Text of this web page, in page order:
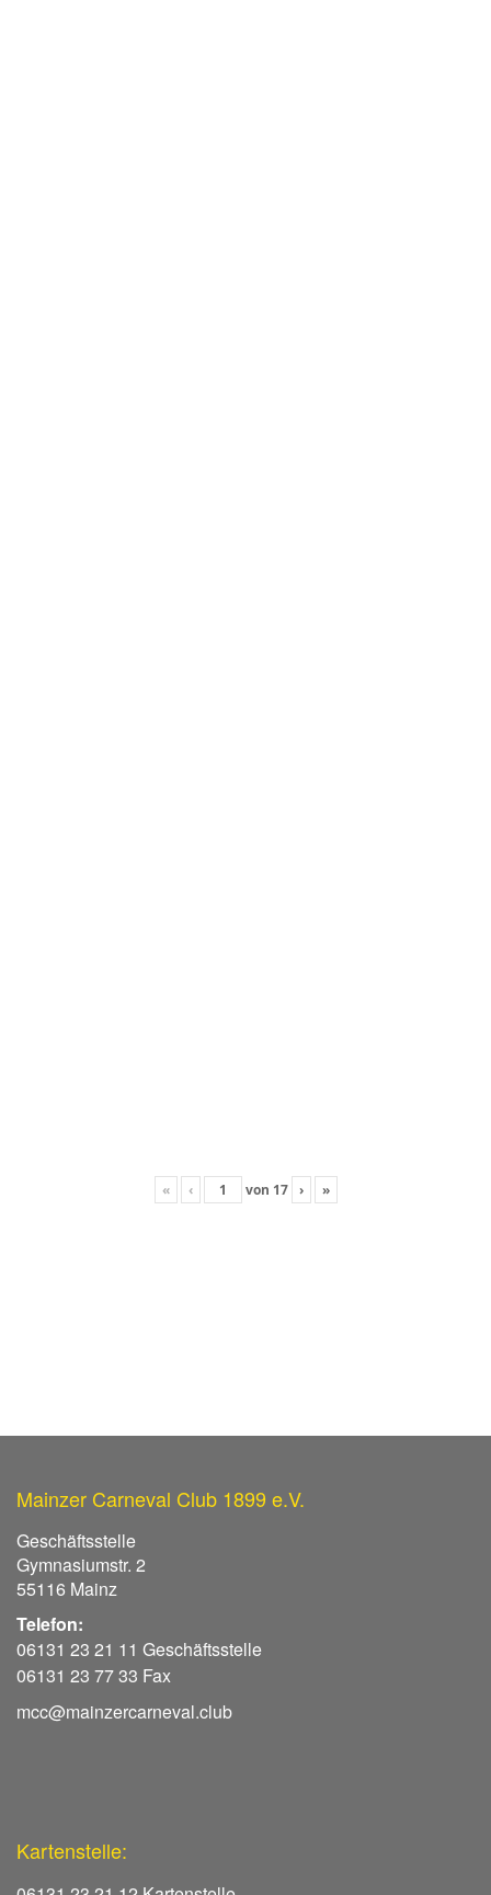
« ‹ von 17 › »
Mainzer Carneval Club 1899 e.V.
Geschäftsstelle
Gymnasiumstr. 2
55116 Mainz
Telefon:
06131 23 21 11 Geschäftsstelle
06131 23 77 33 Fax
mcc@mainzercarneval.club
Kartenstelle: